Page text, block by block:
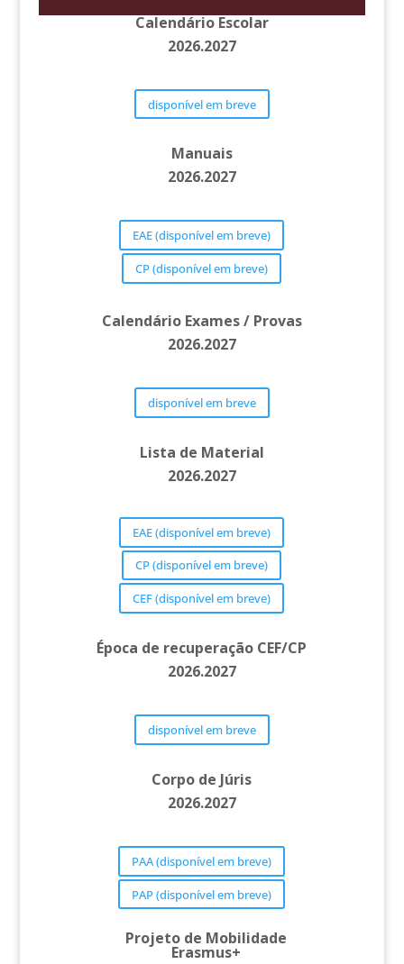
Calendário Escolar
2026.2027
disponível em breve
Manuais
2026.2027
EAE (disponível em breve)
CP (disponível em breve)
Calendário Exames / Provas
2026.2027
disponível em breve
Lista de Material
2026.2027
EAE (disponível em breve)
CP (disponível em breve)
CEF (disponível em breve)
Época de recuperação CEF/CP
2026.2027
disponível em breve
Corpo de Júris
2026.2027
PAA (disponível em breve)
PAP (disponível em breve)
Projeto de Mobilidade
Erasmus+